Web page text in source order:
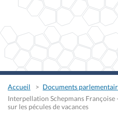
Accueil
Documents
Interpellation Schepmans Françoise
sur les pécules de vacances